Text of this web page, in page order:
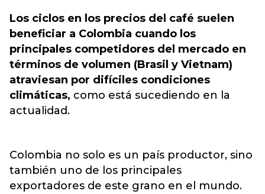
Los ciclos en los precios del café suelen
beneficiar a Colombia cuando los
principales competidores del mercado en
términos de volumen (Brasil y Vietnam)
atraviesan por difíciles condiciones
climáticas, como está sucediendo en la
actualidad.
Colombia no solo es un país productor, sino
también uno de los principales
exportadores de este grano en el mundo.